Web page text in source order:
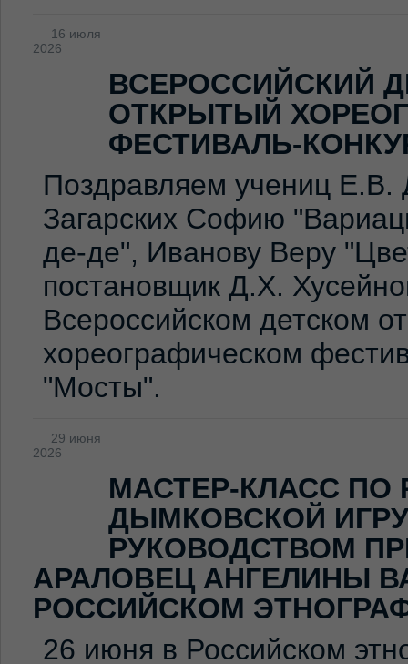
16 июля
2026
ВСЕРОССИЙСКИЙ
ОТКРЫТЫЙ
ФЕСТИВАЛЬ-
Поздравляем учениц Е.В.
Загарских Софию
де-де", Иванову Веру
постановщик Д.Х.
Всероссийском детском
хореографическом
"Мосты".
29 июня
2026
МАСТЕР-КЛАСС ПО
ДЫМКОВСКОЙ
РУКОВОДСТВОМ
АРАЛОВЕЦ АНГЕЛИНЫ
РОССИЙСКОМ
26 июня в Российском